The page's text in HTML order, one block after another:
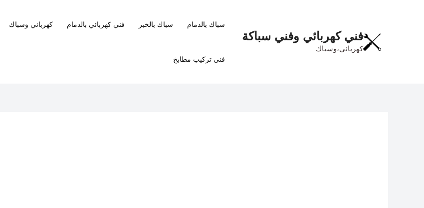
فني كهربائي وفني سباكة
كهربائي،وسباك
سباك بالدمام سباك بالخبر فني كهربائي بالدمام كهربائي وسباك
فني تركيب مطابخ